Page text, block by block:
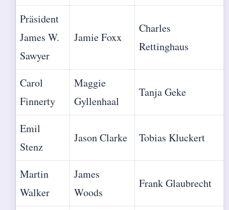
Präsident
James W.
Sawyer
Jamie Foxx
Charles
Rettinghaus
Carol
Finnerty
Maggie
Gyllenhaal
Tanja Geke
Emil
Stenz
Jason Clarke Tobias Kluckert
Martin
Walker
James
Woods
Frank Glaubrecht